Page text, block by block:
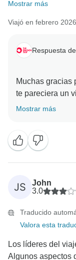
Mostrar más
Viajó en febrero 2026
Respuesta
Muchas gracias
te pareciera un
Siempre nos
Mostrar más
JS
John
3.0
Traducido
Valora esta
Los líderes del
Algunos aspectos